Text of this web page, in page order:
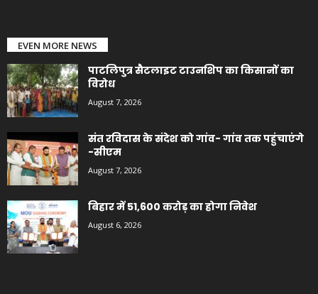
EVEN MORE NEWS
पाटलिपुत्र सैटलाइट टाउनशिप का किसानों का
विरोध
August 7, 2026
संत रविदास के संदेश को गांव- गांव तक पहुंचाएंगे
-सीएम
August 7, 2026
बिहार में 51,600 करोड़ का होगा निवेश
August 6, 2026